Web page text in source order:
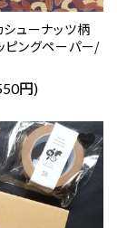
シューナッツ柄
ングペーパー/
円)
favorite